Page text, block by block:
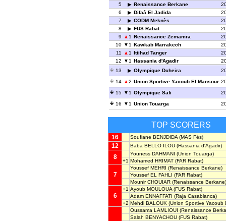
5
Renaissance Berkane
6
Difaâ El Jadida
7
CODM Meknès
8
FUS Rabat
9
1 Renaissance Zemamra
10
1 Kawkab Marrakech
11
1 Ittihad Tanger
12
1 Hassania d'Agadir
13
Olympique Dcheira
14
2 Union Sportive Yacoub El Mansour
15
1 Olympique Safi
16
1 Union Touarga
TOP SCORERS
16 Soufiane BENJDIDA (MAS Fès)
12 Baba BELLO ILOU (Hassania d'Agadir)
8 Youness DAHMANI (Union Touarga)
+1 Mohamed HRIMAT (FAR Rabat)
7
Youssef MEHRI (Renaissance Berkane)
Youssef EL FAHLI (FAR Rabat)
Mounir CHOUIAR (Renaissance Berkane)
6
+1 Ayoub MOULOUA (FUS Rabat)
Adam ENNAFFATI (Raja Casablanca)
+2 Mehdi BALOUK (Union Sportive Yacoub
Oussama LAMLIOUI (Renaissance
Salah BENYACHOU (FUS Rabat)